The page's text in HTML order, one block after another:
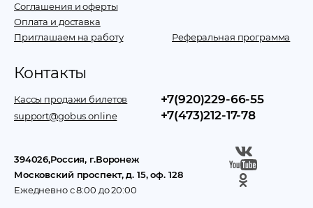
Соглашения и оферты
Оплата и доставка
Приглашаем на работу
Реферальная программа
Контакты
Кассы продажи билетов
support@gobus.online
+7(920)229-66-55
+7(473)212-17-78
394026,Россия, г.Воронеж
Московский проспект, д. 15, оф. 128
Ежедневно с 8:00 до 20:00